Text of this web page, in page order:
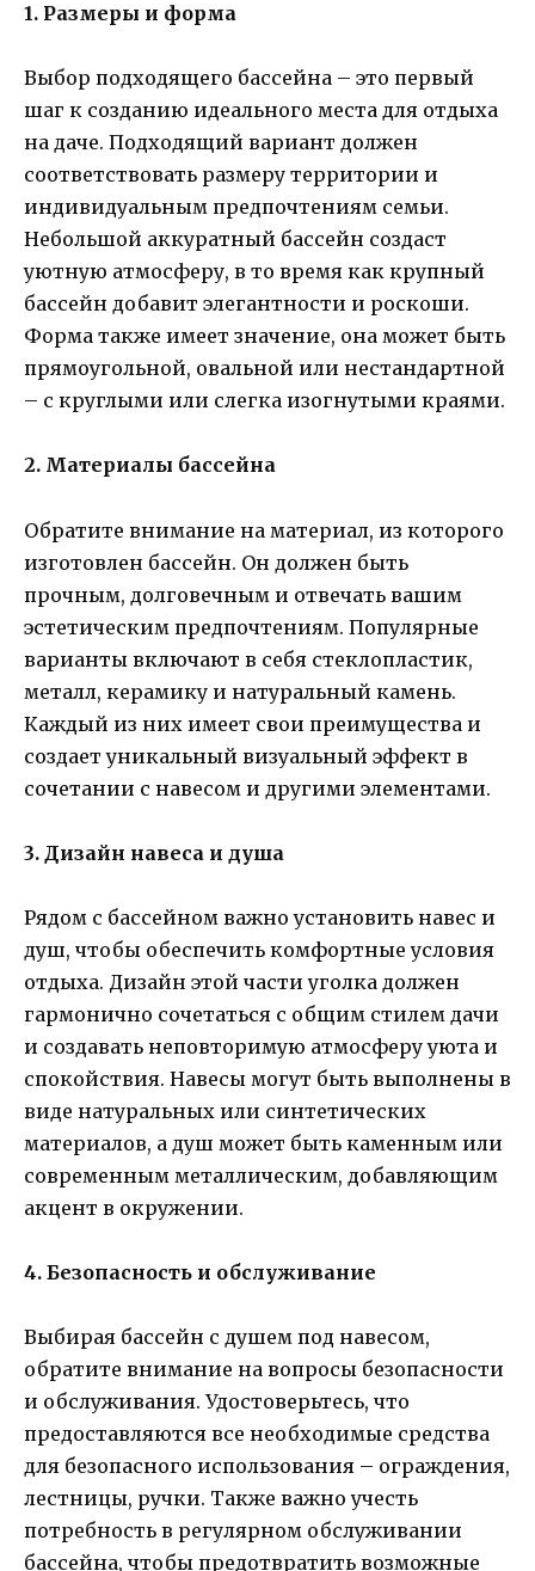
1. Размеры и форма
Выбор подходящего бассейна – это первый
шаг к созданию идеального места для отдыха
на даче. Подходящий вариант должен
соответствовать размеру территории и
индивидуальным предпочтениям семьи.
Небольшой аккуратный бассейн создаст
уютную атмосферу, в то время как крупный
бассейн добавит элегантности и роскоши.
Форма также имеет значение, она может быть
прямоугольной, овальной или нестандартной
– с круглыми или слегка изогнутыми краями.
2. Материалы бассейна
Обратите внимание на материал, из которого
изготовлен бассейн. Он должен быть
прочным, долговечным и отвечать вашим
эстетическим предпочтениям. Популярные
варианты включают в себя стеклопластик,
металл, керамику и натуральный камень.
Каждый из них имеет свои преимущества и
создает уникальный визуальный эффект в
сочетании с навесом и другими элементами.
3. Дизайн навеса и душа
Рядом с бассейном важно установить навес и
душ, чтобы обеспечить комфортные условия
отдыха. Дизайн этой части уголка должен
гармонично сочетаться с общим стилем дачи
и создавать неповторимую атмосферу уюта и
спокойствия. Навесы могут быть выполнены в
виде натуральных или синтетических
материалов, а душ может быть каменным или
современным металлическим, добавляющим
акцент в окружении.
4. Безопасность и обслуживание
Выбирая бассейн с душем под навесом,
обратите внимание на вопросы безопасности
и обслуживания. Удостоверьтесь, что
предоставляются все необходимые средства
для безопасного использования – ограждения,
лестницы, ручки. Также важно учесть
потребность в регулярном обслуживании
бассейна, чтобы предотвратить возможные